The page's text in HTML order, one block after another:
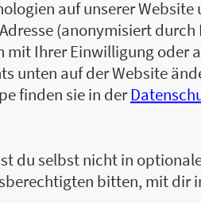
Mountainbike
Weltreise?«,
Büro.«
Zum Profil von
Ja, ich will über
auf unserer
(anonymisiert
Ihrer Einwilligung oder
unten auf der Website
finden sie in der
du selbst nicht in
bitten, mit dir